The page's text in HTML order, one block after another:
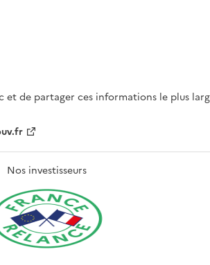
de partager ces informations le plus
Nos investisseurs